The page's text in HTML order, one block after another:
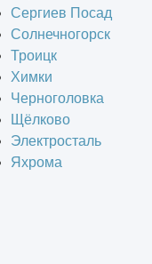
Сергиев Посад
Солнечногорск
Троицк
Химки
Черноголовка
Щёлково
Электросталь
Яхрома